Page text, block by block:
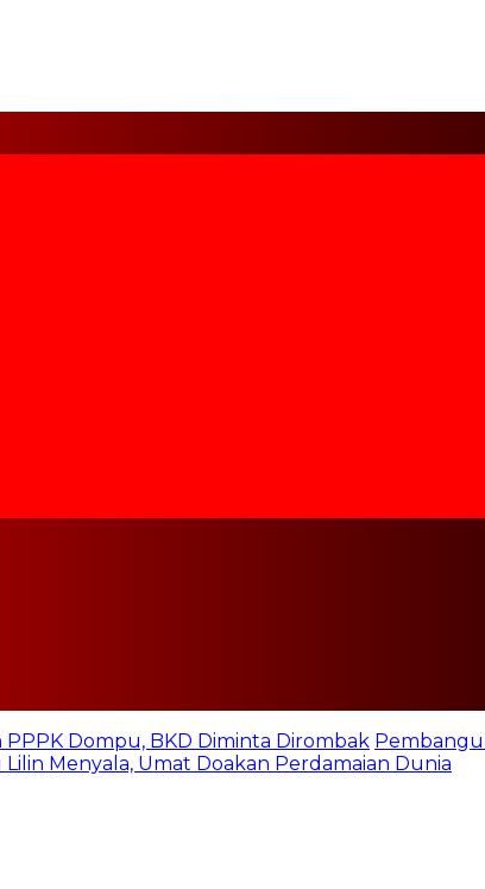
Dompu, BKD Diminta Dirombak
Lilin Menyala, Umat Doakan Perdamaian Dunia